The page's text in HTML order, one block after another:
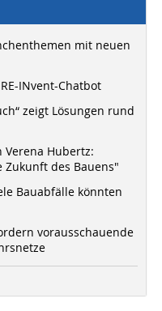
mit neuen
INvent-Chatbot
zeigt Lösungen rund
Hubertz:
des Bauens"
Bauabfälle könnten
vorausschauende